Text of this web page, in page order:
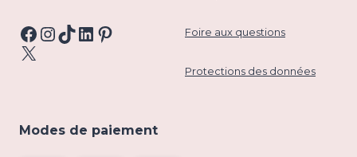
Facebook
Instagram
TikTok
LinkedIn
Pinterest
X
Foire aux questions
Protections des données
Modes de paiement